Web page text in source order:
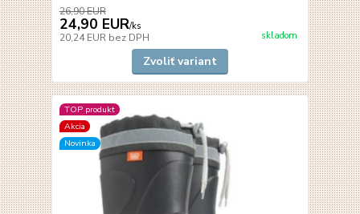
26,90 EUR
24,90 EUR/ks
20,24 EUR bez DPH skladom
Zvoliť variant
TOP produkt
Akcia
Novinka